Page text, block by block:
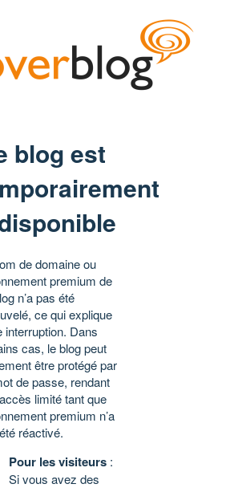
blog est
de domaine ou
premium de
n’a pas été
ce qui explique
interruption. Dans
cas, le blog peut
être protégé par
de passe, rendant
limité tant que
premium n’a
réactivé.
Pour les visiteurs :
Si vous avez des